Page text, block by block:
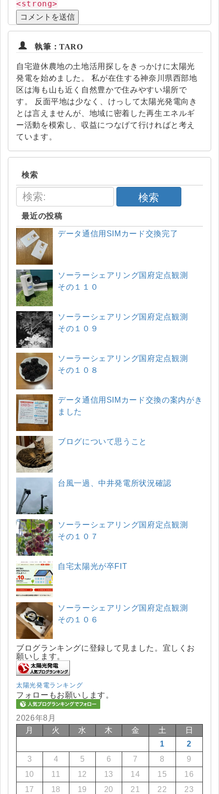
<strong>
執筆：TARO
自宅遊休農地の土地活用探しをきっかけに太陽光
発電を始めました。 私が在住する神奈川県西部地
区は海も山も近く自然豊かで住みやすい場所で
す。 反面平地は少なく、けっして太陽光発電向き
とは言えませんが、地域に密着した再生エネルギ
ー活動を模索し、収益につなげて行ければと考え
ています。
検索
検索
最近の投稿
データ通信用SIMカード交換完了
ソーラーシェアリング国府定点観測
その１１０
ソーラーシェアリング国府定点観測
その１０９
ソーラーシェアリング国府定点観測
その１０８
データ通信用SIMカード交換の案内がき
ました
ブログについて思うこと
台風一過、中井発電所状況確認
ソーラーシェアリング国府定点観測
その１０７
自宅太陽光が卒FIT
ソーラーシェアリング国府定点観測
その１０６
ブログランキングに登録して見ました。宜しくお
願いします。
太陽光発電ランキング
フォローもお願いします。
2026年8月
月
火 水 木 金 土 日
1
2
3
4 5 6 7 8
9
10
11 12 13 14 15
16
17
18 19 20 21 22
23